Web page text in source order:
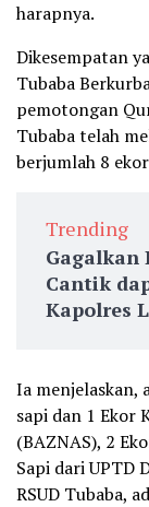
harapnya.
Dikesempatan
Tubaba
pemotongan
Tubaba telah
berjumlah 8
Trending
Gagalkan
Cantik
Kapolres
Ia menjelaskan,
sapi dan 1 Ekor
(BAZNAS), 2
Sapi dari UPTD
RSUD Tubaba,